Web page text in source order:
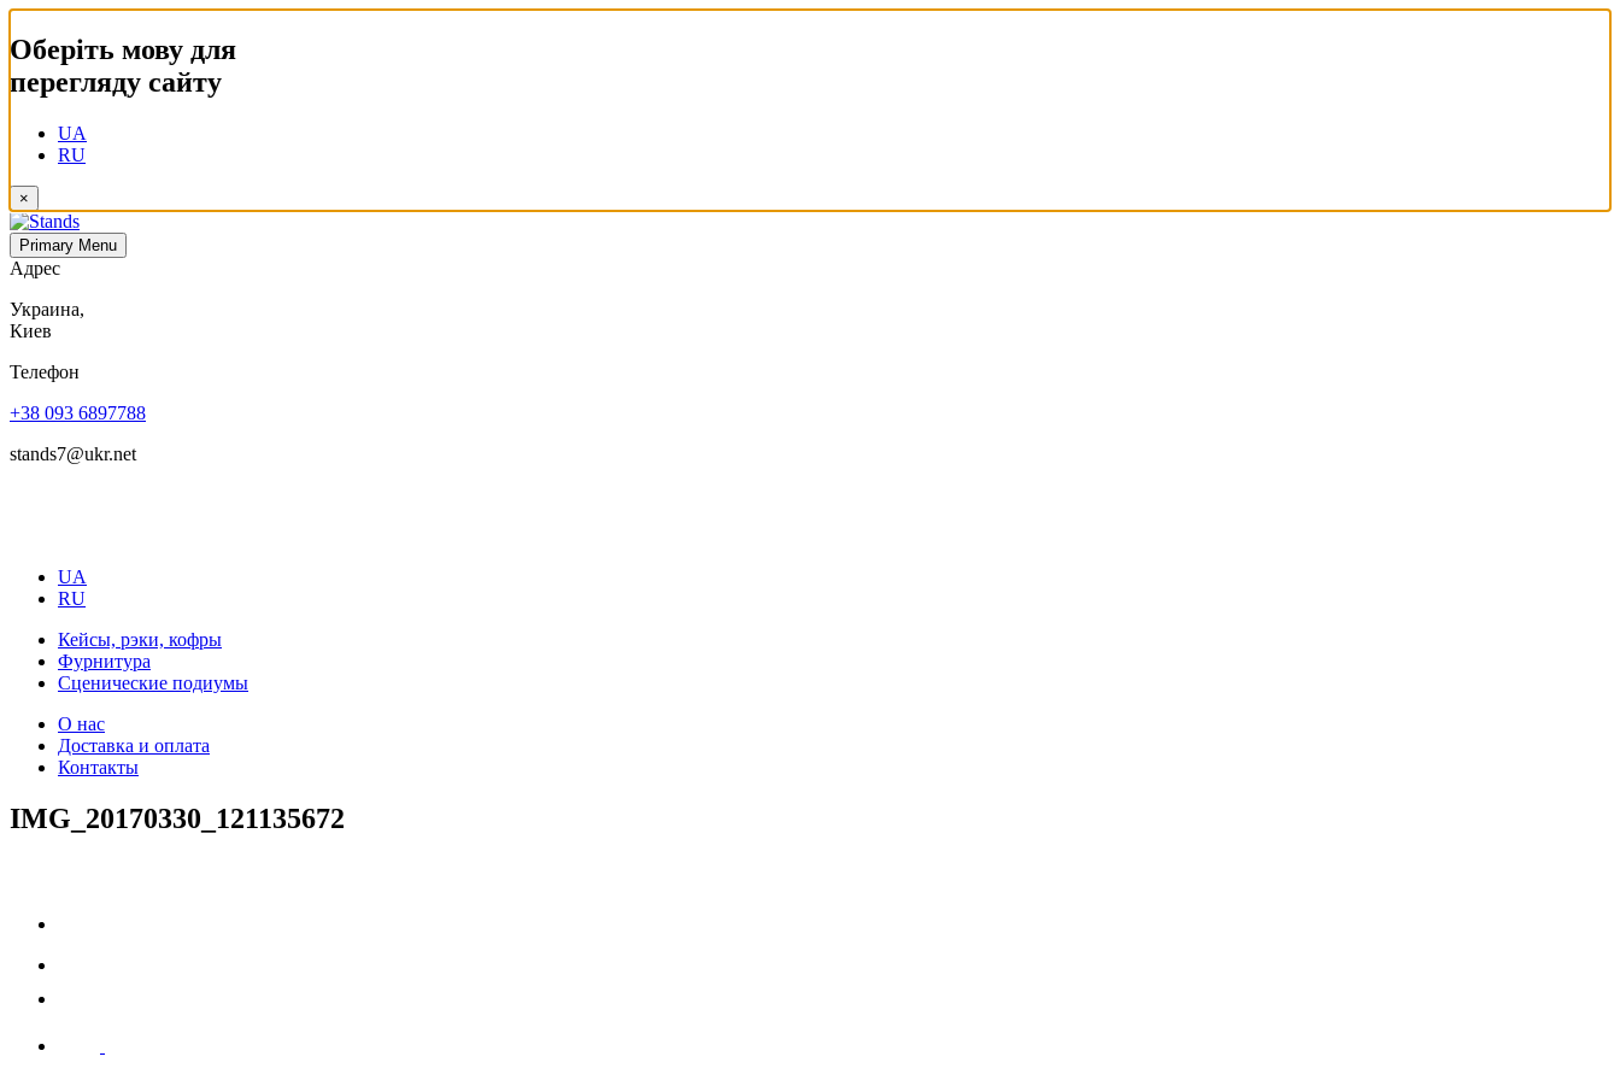
Оберіть мову для
перегляду сайту
UA
RU
×
Primary Menu
Адрес
Украина,
Киев
Телефон
+38 093 6897788
stands7@ukr.net
UA
RU
Кейсы, рэки, кофры
Фурнитура
Сценические подиумы
О нас
Доставка и оплата
Контакты
IMG_20170330_121135672